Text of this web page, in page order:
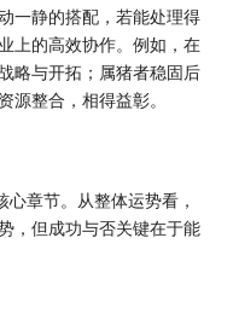
一静的搭配，若能处理得
上的高效协作。例如，在
略与开拓；属猪者稳固后
源整合，相得益彰。
心章节。从整体运势看，
，但成功与否关键在于能